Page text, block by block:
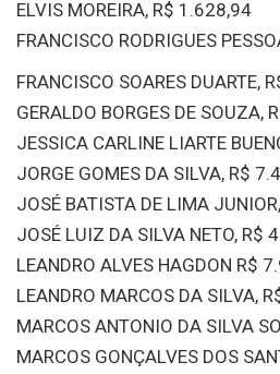
ELVIS MOREIRA, R$ 1.628,94
FRANCISCO RODRIGUES
FRANCISCO SOARES DUARTE,
GERALDO BORGES DE SOUZA,
JESSICA CARLINE LIARTE
JORGE GOMES DA SILVA, R$
JOSÉ BATISTA DE LIMA
JOSÉ LUIZ DA SILVA NETO, R$
LEANDRO ALVES HAGDON R$
LEANDRO MARCOS DA SILVA,
MARCOS ANTONIO DA SILVA
MARCOS GONÇALVES DOS